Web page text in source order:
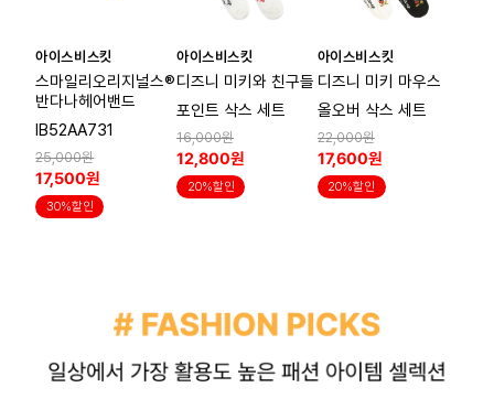
아이스비스킷
스마일리오리지널스®
반다나헤어밴드
IB52AA731
25,000원
17,500원
30%할인
아이스비스킷
디즈니 미키와 친구들
포인트 삭스 세트
16,000원
12,800원
20%할인
아이스비스킷
디즈니 미키 마우스
올오버 삭스 세트
22,000원
17,600원
20%할인